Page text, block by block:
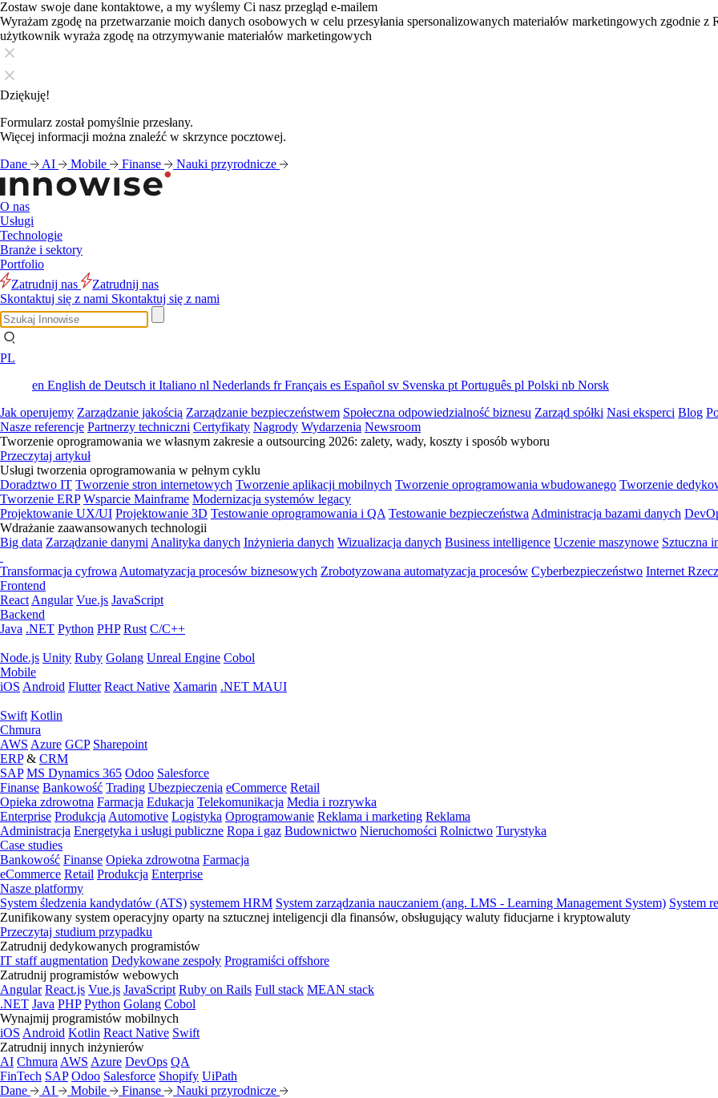
Zostaw swoje dane kontaktowe, a my wyślemy Ci nasz przegląd e-mailem
Wyrażam zgodę na przetwarzanie moich danych osobowych w celu przesyłania spersonalizowanych materiałów marketingowych zgodnie z
użytkownik wyraża zgodę na otrzymywanie materiałów marketingowych
Dziękuję!
Formularz został pomyślnie przesłany.
Więcej informacji można znaleźć w skrzynce pocztowej.
Dane
AI Mobile Finanse Nauki przyrodnicze
O nas
Usługi
Technologie
Branże i sektory
Portfolio
Zatrudnij nas
Zatrudnij nas
Skontaktuj się z nami Skontaktuj się z nami
PL
en English de Deutsch it Italiano nl Nederlands frFrançais es Español sv Svenska pt Português pl Polski nb Norsk
Jak operujemy Zarządzanie jakością Zarządzanie bezpieczeństwem Społeczna odpowiedzialność biznesu Zarząd spółki Nasi eksperci Blog
Nasze referencje Partnerzy techniczni Certyfikaty Nagrody Wydarzenia Newsroom
Tworzenie oprogramowania we własnym zakresie a outsourcing 2026: zalety, wady, koszty i sposób wyboru
Przeczytaj artykuł
Usługi tworzenia oprogramowania w pełnym cyklu
Doradztwo IT Tworzenie stron internetowych Tworzenie aplikacji mobilnych Tworzenie oprogramowania wbudowanego Tworzenie
Tworzenie ERP Wsparcie Mainframe Modernizacja systemów legacy
Projektowanie UX/UI Projektowanie 3D Testowanie oprogramowania i QA Testowanie bezpieczeństwa Administracja bazami danych
Wdrażanie zaawansowanych technologii
Big data Zarządzanie danymi Analityka danych Inżynieria danych Wizualizacja danych Business intelligence Uczenie maszynowe Sztuczna
Transformacja cyfrowa Automatyzacja procesów biznesowych Zrobotyzowana automatyzacja procesów Cyberbezpieczeństwo Internet
Frontend
React Angular Vue.js JavaScript
Backend
Java .NET Python PHP Rust C/C++
Node.js Unity Ruby Golang Unreal Engine Cobol
Mobile
iOS Android Flutter React Native Xamarin .NET MAUI
Swift Kotlin
Chmura
AWS Azure GCP Sharepoint
ERP& CRM
SAP MS Dynamics 365 Odoo Salesforce
Finanse Bankowość Trading Ubezpieczenia eCommerce Retail
Opieka zdrowotna Farmacja Edukacja Telekomunikacja Media i rozrywka
Enterprise Produkcja Automotive Logistyka Oprogramowanie Reklama i marketing Reklama
Administracja Energetyka i usługi publiczne Ropa i gaz Budownictwo Nieruchomości Rolnictwo Turystyka
Case studies
Bankowość Finanse Opieka zdrowotna Farmacja
eCommerce Retail Produkcja Enterprise
Nasze platformy
System śledzenia kandydatów (ATS) systemem HRM System zarządzania nauczaniem (ang. LMS - Learning Management System) System
Zunifikowany system operacyjny oparty na sztucznej inteligencji dla finansów, obsługujący waluty fiducjarne i kryptowaluty
Przeczytaj studium przypadku
Zatrudnij dedykowanych programistów
IT staff augmentation Dedykowane zespoły Programiści offshore
Zatrudnij programistów webowych
Angular React.js Vue.js JavaScript Ruby on Rails Full stack MEAN stack
.NET Java PHP Python Golang Cobol
Wynajmij programistów mobilnych
iOS Android Kotlin React Native Swift
Zatrudnij innych inżynierów
AI Chmura AWS Azure DevOps QA
FinTech SAP Odoo Salesforce Shopify UiPath
Dane
AI Mobile Finanse Nauki przyrodnicze
Blog
Blog
Blog
Blog
Blog
Blog